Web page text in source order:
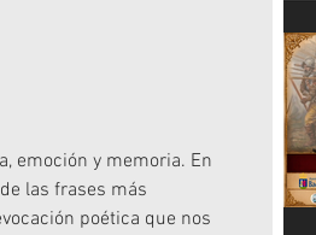
emoción y memoria. En
las frases más
poética que nos